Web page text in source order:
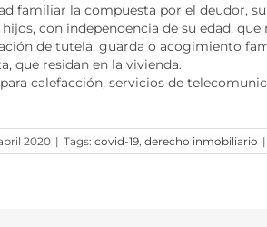
familiar la compuesta por el deudor,
con independencia de su edad,
de tutela, guarda o acogimiento
que residan en la vivienda.
calefacción, servicios de
2020 | Tags: covid-19, derecho inmobiliario |